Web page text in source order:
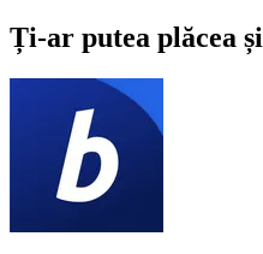
Ți-ar putea plăcea și